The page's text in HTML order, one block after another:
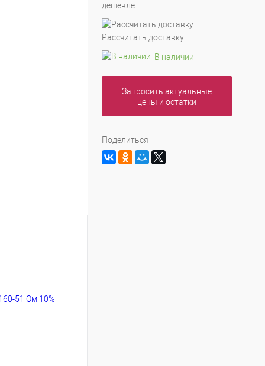
дешевле
Рассчитать доставку
В наличии
Запросить актуальные
цены и остатки
Поделиться